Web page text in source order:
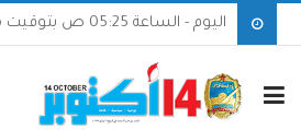
اليوم - الساعة 05:25 ص بتوقيت مدينة عدن